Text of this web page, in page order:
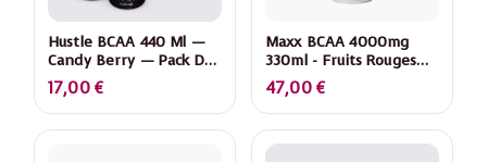
Hustle BCAA 440 Ml —
Candy Berry — Pack De
6
17,00 €
Maxx BCAA 4000mg
330ml - Fruits Rouges
(Mix Berry) - Pack De 24
47,00 €